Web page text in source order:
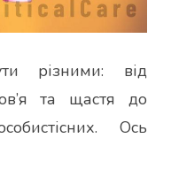
різними: від
та щастя до
Ось